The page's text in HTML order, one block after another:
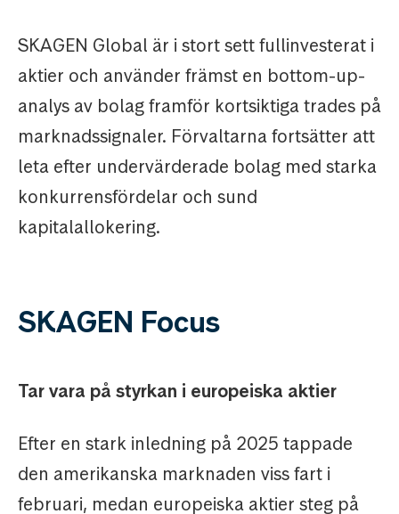
SKAGEN Global är i stort sett fullinvesterat i
aktier och använder främst en bottom-up-
analys av bolag framför kortsiktiga trades på
marknadssignaler. Förvaltarna fortsätter att
leta efter undervärderade bolag med starka
konkurrensfördelar och sund
kapitalallokering.
SKAGEN Focus
Tar vara på styrkan i europeiska aktier
Efter en stark inledning på 2025 tappade
den amerikanska marknaden viss fart i
februari, medan europeiska aktier steg på